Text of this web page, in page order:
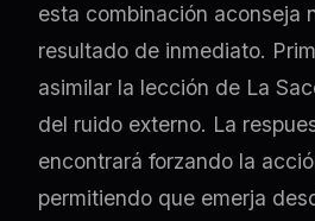
esta combinación aconseja
resultado de inmediato.
asimilar la lección de La
del ruido externo. La
encontrará forzando la
permitiendo que emerja